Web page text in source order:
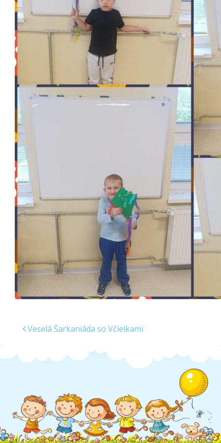
Školská jedáleň
Jedálny lístok
Kontakt
Ochrana osobných
údajov – GDPR
Vzdelávanie
zamestnancov
Veselá Šarkaniáda so Včielkami